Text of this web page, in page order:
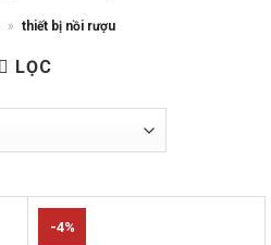
» thiết bị nồi rượu
LỌC
-4%